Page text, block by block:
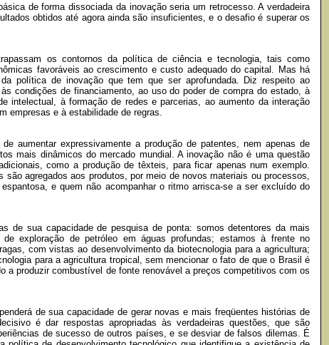
de forma dissociada da inovação seria um retrocesso. A verdadeira
obtidos até agora ainda são insuficientes, e o desafio é superar os
os contornos da política de ciência e tecnologia, tais como
favoráveis ao crescimento e custo adequado do capital. Mas há
política de inovação que tem que ser aprofundada. Diz respeito ao
condições de financiamento, ao uso do poder de compra do estado, à
intelectual, à formação de redes e parcerias, ao aumento da interação
empresas e à estabilidade de regras.
aumentar expressivamente a produção de patentes, nem apenas de
mais dinâmicos do mercado mundial. A inovação não é uma questão
como a produção de têxteis, para ficar apenas num exemplo.
são agregados aos produtos, por meio de novos materiais ou processos,
e quem não acompanhar o ritmo arrisca-se a ser excluído do
de sua capacidade de pesquisa de ponta: somos detentores da mais
de exploração de petróleo em águas profundas; estamos à frente no
com vistas ao desenvolvimento da biotecnologia para a agricultura;
para a agricultura tropical, sem mencionar o fato de que o Brasil é
a produzir combustível de fonte renovável a preços competitivos com os
de sua capacidade de gerar novas e mais freqüentes histórias de
é dar respostas apropriadas às verdadeiras questões, que são
de sucesso de outros países, e se desviar de falsos dilemas. É